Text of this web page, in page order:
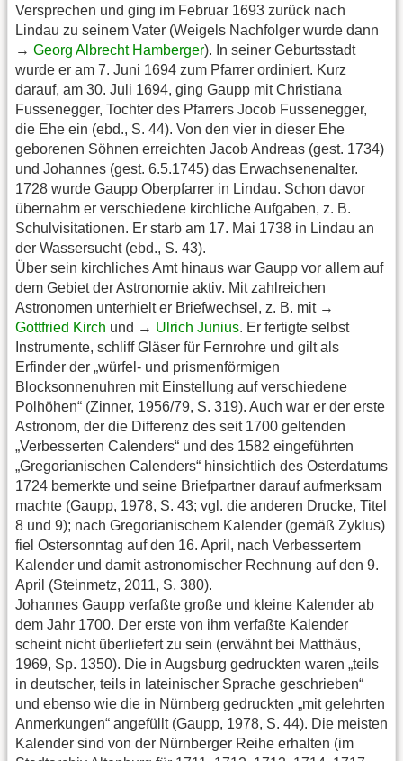
Versprechen und ging im Februar 1693 zurück nach
Lindau zu seinem Vater (Weigels Nachfolger wurde dann
→ Georg Albrecht Hamberger). In seiner Geburtsstadt
wurde er am 7. Juni 1694 zum Pfarrer ordiniert. Kurz
darauf, am 30. Juli 1694, ging Gaupp mit Christiana
Fussenegger, Tochter des Pfarrers Jocob Fussenegger,
die Ehe ein (ebd., S. 44). Von den vier in dieser Ehe
geborenen Söhnen erreichten Jacob Andreas (gest. 1734)
und Johannes (gest. 6.5.1745) das Erwachsenenalter.
1728 wurde Gaupp Oberpfarrer in Lindau. Schon davor
übernahm er verschiedene kirchliche Aufgaben, z. B.
Schulvisitationen. Er starb am 17. Mai 1738 in Lindau an
der Wassersucht (ebd., S. 43).
Über sein kirchliches Amt hinaus war Gaupp vor allem auf
dem Gebiet der Astronomie aktiv. Mit zahlreichen
Astronomen unterhielt er Briefwechsel, z. B. mit →
Gottfried Kirch und → Ulrich Junius. Er fertigte selbst
Instrumente, schliff Gläser für Fernrohre und gilt als
Erfinder der „würfel- und prismenförmigen
Blocksonnenuhren mit Einstellung auf verschiedene
Polhöhen“ (Zinner, 1956/79, S. 319). Auch war er der erste
Astronom, der die Differenz des seit 1700 geltenden
„Verbesserten Calenders“ und des 1582 eingeführten
„Gregorianischen Calenders“ hinsichtlich des Osterdatums
1724 bemerkte und seine Briefpartner darauf aufmerksam
machte (Gaupp, 1978, S. 43; vgl. die anderen Drucke, Titel
8 und 9); nach Gregorianischem Kalender (gemäß Zyklus)
fiel Ostersonntag auf den 16. April, nach Verbessertem
Kalender und damit astronomischer Rechnung auf den 9.
April (Steinmetz, 2011, S. 380).
Johannes Gaupp verfaßte große und kleine Kalender ab
dem Jahr 1700. Der erste von ihm verfaßte Kalender
scheint nicht überliefert zu sein (erwähnt bei Matthäus,
1969, Sp. 1350). Die in Augsburg gedruckten waren „teils
in deutscher, teils in lateinischer Sprache geschrieben“
und ebenso wie die in Nürnberg gedruckten „mit gelehrten
Anmerkungen“ angefüllt (Gaupp, 1978, S. 44). Die meisten
Kalender sind von der Nürnberger Reihe erhalten (im